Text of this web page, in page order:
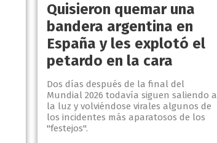
Quisieron quemar una
bandera argentina en
España y les explotó el
petardo en la cara
Dos días después de la final del
Mundial 2026 todavía siguen saliendo a
la luz y volviéndose virales algunos de
los incidentes más aparatosos de los
"festejos".